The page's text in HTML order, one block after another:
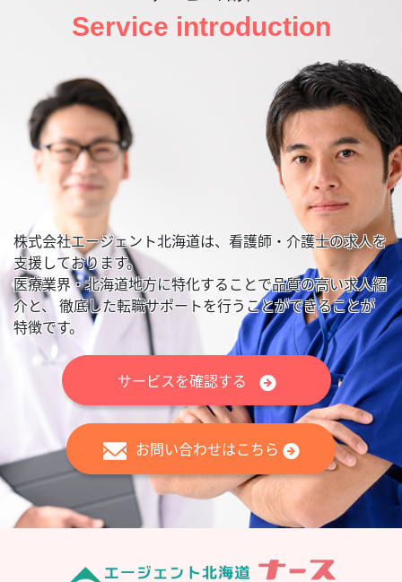
Service introduction
株式会社エージェント北海道は、看護師・介護士の求人を
支援しております。
医療業界・北海道地方に特化することで品質の高い求人紹
介と、 徹底した転職サポートを行うことができることが
特徴です。
サービスを確認する
お問い合わせはこちら